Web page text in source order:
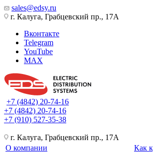
sales@edsy.ru
г. Калуга, Грабцевский пр., 17А
Вконтакте
Telegram
YouTube
MAX
+7 (4842) 20-74-16
+7 (4842) 20-74-16
+7 (910) 527-35-38
г. Калуга, Грабцевский пр., 17А
О компании
Как